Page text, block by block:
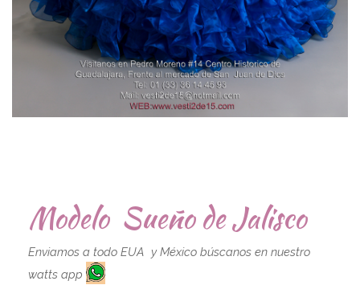
Modelo Sueño de Jalisco
Enviamos a todo EUA y México búscanos en nuestro
watts app